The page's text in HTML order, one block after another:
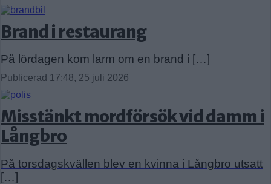
Brand i restaurang
På lördagen kom larm om en brand i […]
Publicerad 17:48, 25 juli 2026
Misstänkt mordförsök vid damm i
Långbro
På torsdagskvällen blev en kvinna i Långbro utsatt
[…]